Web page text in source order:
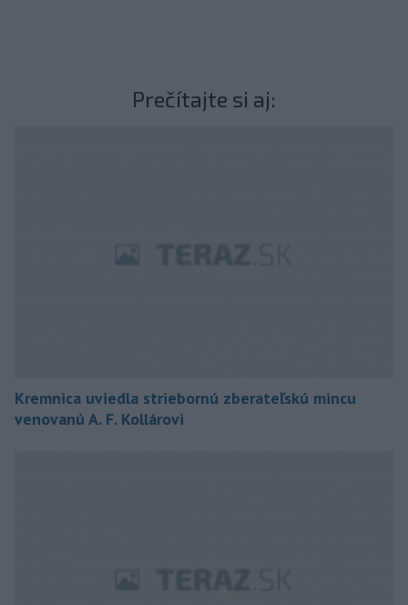
Prečítajte si aj:
Kremnica uviedla striebornú zberateľskú mincu
venovanú A. F. Kollárovi